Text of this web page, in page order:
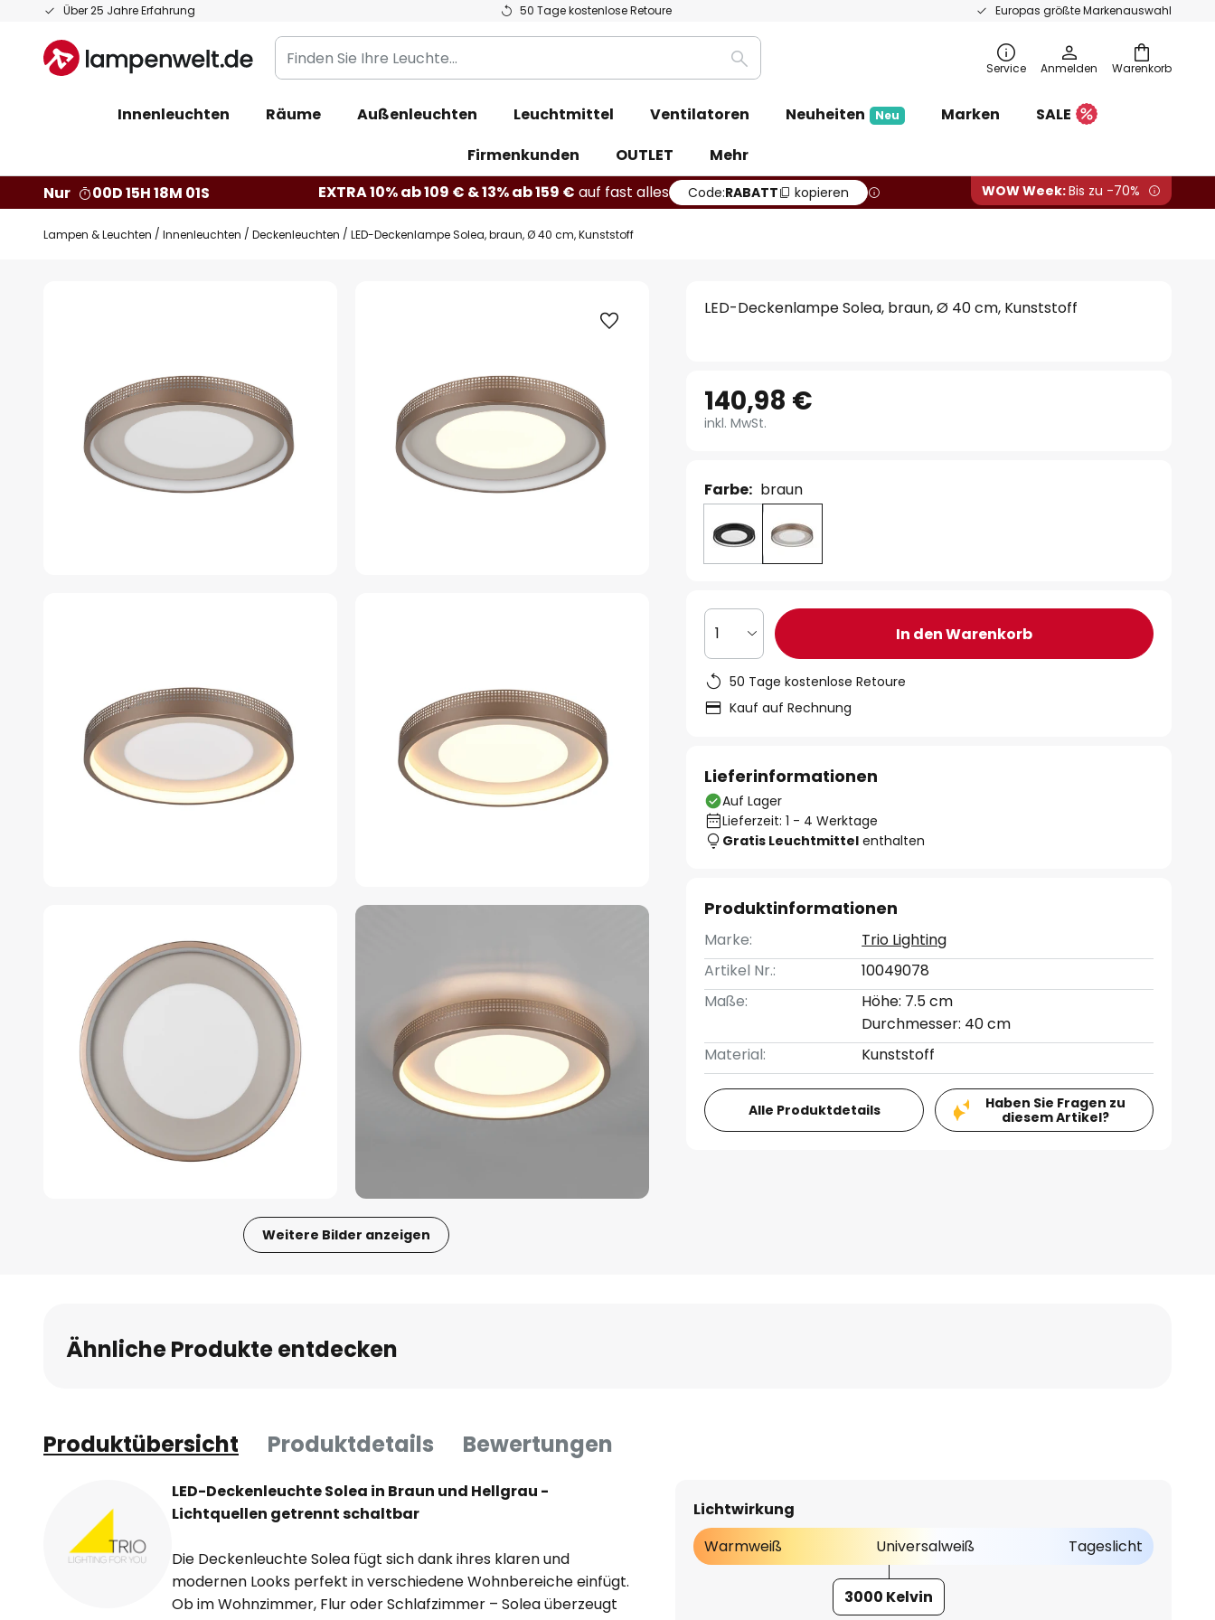
Über 25 Jahre Erfahrung 50 Tage kostenlose Retoure Europas größte Markenauswahl
Zum
springen
Warenkorb
Finden
Sie
Leuchte...
Suche Service Anmelden
Innenleuchten Räume Außenleuchten Leuchtmittel Ventilatoren Neuheiten Neu Marken
SALE
Firmenkunden
OUTLET
Mehr
Nur
00D 15H 18M 00S EXTRA 10% ab 109 € & 13% ab 159 € auf fast alles Code:RABATT kopieren WOW Week:Bis zu -70%
Lampen & Leuchten Innenleuchten Deckenleuchten LED-Deckenlampe Solea, braun, Ø 40 cm, Kunststoff
Weitere Bilder anzeigen
Bildgalerie
springen
LED-Deckenlampe Solea, braun, Ø 40 cm, Kunststoff
140,98 €
inkl. MwSt.
Farbe: braun
1 In den Warenkorb
50 Tage kostenlose Retoure
Kauf auf Rechnung
Lieferinformationen
Auf Lager
Lieferzeit: 1 - 4 Werktage
Gratis Leuchtmittel enthalten
Produktinformationen
Marke:
Trio Lighting
Artikel Nr.:
10049078
Maße:
Höhe: 7.5 cm
Durchmesser: 40 cm
Material:
Kunststoff
Alle Produktdetails
Haben Sie Fragen zu
diesem Artikel?
Ähnliche Produkte entdecken
Produktübersicht Produktdetails Bewertungen
LED-Deckenleuchte Solea in Braun und Hellgrau -
Lichtquellen getrennt schaltbar
Die Deckenleuchte Solea fügt sich dank ihres klaren und
modernen Looks perfekt in verschiedene Wohnbereiche einfügt.
Ob im Wohnzimmer, Flur oder Schlafzimmer – Solea überzeugt
Lichtwirkung
Warmweiß
Universalweiß Tageslicht
3000 Kelvin